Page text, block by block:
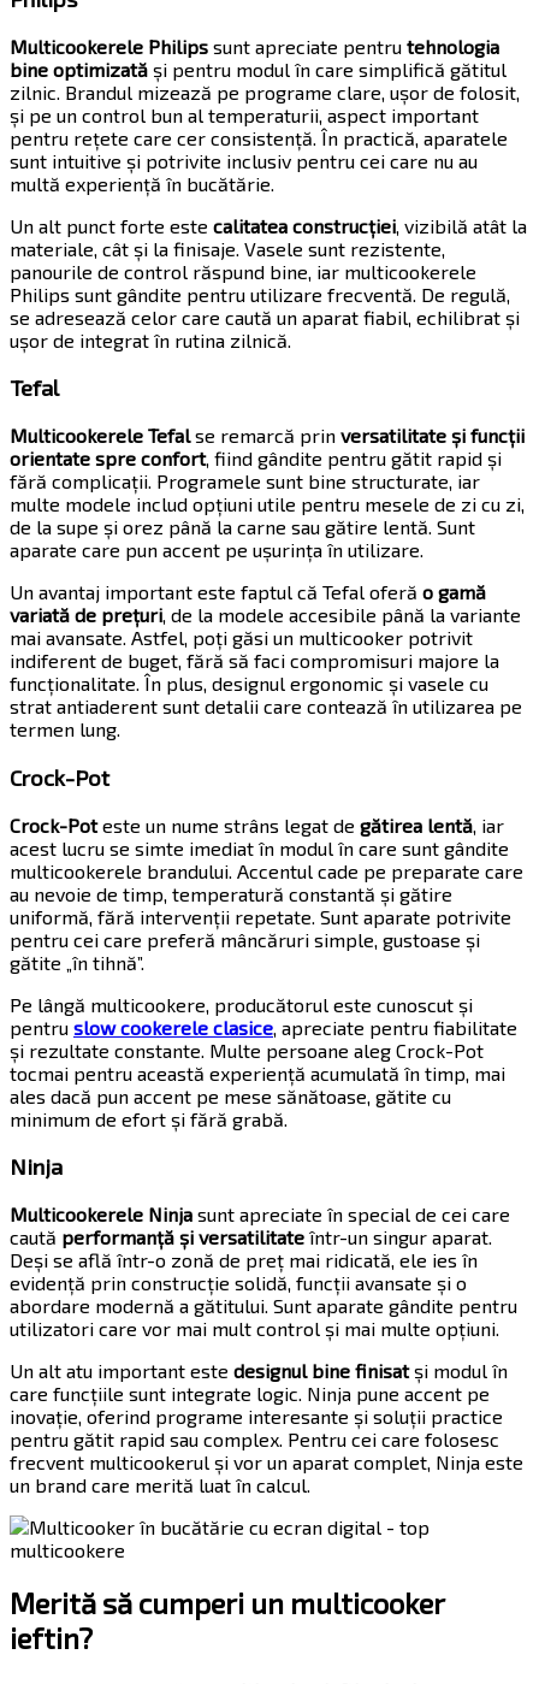
Multicookerele Philips sunt apreciate pentru tehnologia
bine optimizată și pentru modul în care simplifică gătitul
zilnic. Brandul mizează pe programe clare, ușor de folosit,
și pe un control bun al temperaturii, aspect important
pentru rețete care cer consistență. În practică, aparatele
sunt intuitive și potrivite inclusiv pentru cei care nu au
multă experiență în bucătărie.
Un alt punct forte este calitatea construcției , vizibilă atât la
materiale, cât și la finisaje. Vasele sunt rezistente,
panourile de control răspund bine, iar multicookerele
Philips sunt gândite pentru utilizare frecventă. De regulă,
se adresează celor care caută un aparat fiabil, echilibrat și
ușor de integrat în rutina zilnică.
Tefal
Multicookerele Tefalse remarcă prin versatilitate și funcții
orientate spre confort, fiind gândite pentru gătit rapid și
fără complicații. Programele sunt bine structurate, iar
multe modele includ opțiuni utile pentru mesele de zi cu zi,
de la supe și orez până la carne sau gătire lentă. Sunt
aparate care pun accent pe ușurința în utilizare.
Un avantaj important este faptul că Tefal oferă o gamă
variată de prețuri, de la modele accesibile până la variante
mai avansate. Astfel, poți găsi un multicooker potrivit
indiferent de buget, fără să faci compromisuri majore la
funcționalitate. În plus, designul ergonomic și vasele cu
strat antiaderent sunt detalii care contează în utilizarea pe
termen lung.
Crock-Pot
Crock-Poteste un nume strâns legat de gătirea lentă , iar
acest lucru se simte imediat în modul în care sunt gândite
multicookerele brandului. Accentul cade pe preparate care
au nevoie de timp, temperatură constantă și gătire
uniformă, fără intervenții repetate. Sunt aparate potrivite
pentru cei care preferă mâncăruri simple, gustoase și
gătite „în tihnă”.
Pe lângă multicookere, producătorul este cunoscut și
pentru slow cookerele clasice , apreciate pentru fiabilitate
și rezultate constante. Multe persoane aleg Crock-Pot
tocmai pentru această experiență acumulată în timp, mai
ales dacă pun accent pe mese sănătoase, gătite cu
minimum de efort și fără grabă.
Ninja
Multicookerele Ninja sunt apreciate în special de cei care
caută performanță și versatilitate într-un singur aparat.
Deși se află într-o zonă de preț mai ridicată, ele ies în
evidență prin construcție solidă, funcții avansate și o
abordare modernă a gătitului. Sunt aparate gândite pentru
utilizatori care vor mai mult control și mai multe opțiuni.
Un alt atu important este designul bine finisatși modul în
care funcțiile sunt integrate logic. Ninja pune accent pe
inovație, oferind programe interesante și soluții practice
pentru gătit rapid sau complex. Pentru cei care folosesc
frecvent multicookerul și vor un aparat complet, Ninja este
un brand care merită luat în calcul.
Merită să cumperi un multicooker
ieftin?